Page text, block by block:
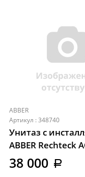
ABBER
Артикул : 348740
Унитаз с
ABBER Rechteck
белый, с
и кнопкой
38 000 a